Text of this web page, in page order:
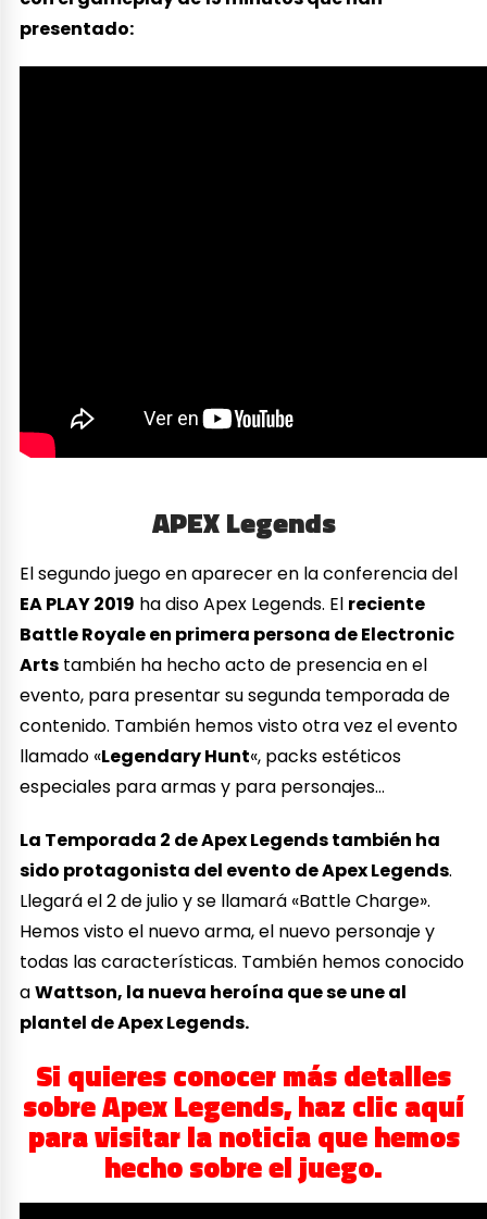
presentado:
APEX Legends
El segundo juego en aparecer en la conferencia del
EA PLAY 2019 ha diso Apex Legends. El reciente
Battle Royale en primera persona de Electronic
Arts también ha hecho acto de presencia en el
evento, para presentar su segunda temporada de
contenido. También hemos visto otra vez el evento
llamado «Legendary Hunt«, packs estéticos
especiales para armas y para personajes…
La Temporada 2 de Apex Legends también ha
sido protagonista del evento de Apex Legends.
Llegará el 2 de julio y se llamará «Battle Charge».
Hemos visto el nuevo arma, el nuevo personaje y
todas las características. También hemos conocido
aWattson, la nueva heroína que se une al
plantel de Apex Legends.
Si quieres conocer más detalles
sobre Apex Legends, haz clic aquí
para visitar la noticia que hemos
hecho sobre el juego.